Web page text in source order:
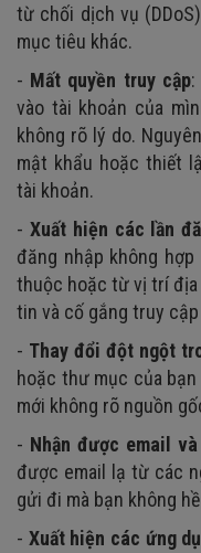
từ chối dịch vụ
mục tiêu khác.
- Mất quyền truy cập:
vào tài khoản của
không rõ lý do.
mật khẩu hoặc thiết
tài khoản.
- Xuất hiện các lần
đăng nhập không
thuộc hoặc từ vị trí địa
tin và cố gắng truy
- Thay đổi đột ngột
hoặc thư mục của
mới không rõ nguồn
- Nhận được email
được email lạ từ các
gửi đi mà bạn không
- Xuất hiện các ứng